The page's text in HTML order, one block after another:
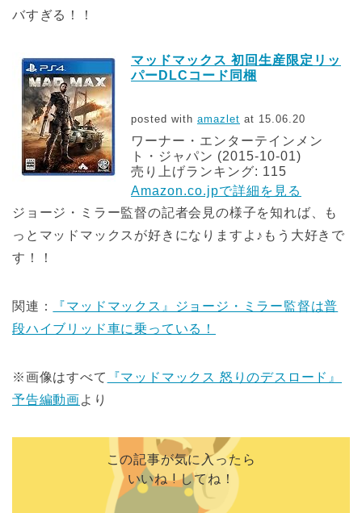
バすぎる！！
マッドマックス 初回生産限定リッ
パーDLCコード同梱
posted with amazlet at 15.06.20
ワーナー・エンターテインメン
ト・ジャパン (2015-10-01)
売り上げランキング: 115
Amazon.co.jpで詳細を見る
ジョージ・ミラー監督の記者会見の様子を知れば、も
っとマッドマックスが好きになりますよ♪もう大好きで
す！！
関連：
『マッドマックス』ジョージ・ミラー監督は普
段ハイブリッド車に乗っている！
※画像はすべて
『マッドマックス 怒りのデスロード』
予告編動画より
この記事が気に入ったら
いいね ! してね！